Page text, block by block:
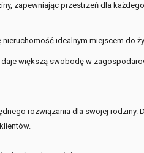
zapewniając przestrzeń dla
idealnym miejscem do
większą swobodę w
rozwiązania dla swojej rodziny.